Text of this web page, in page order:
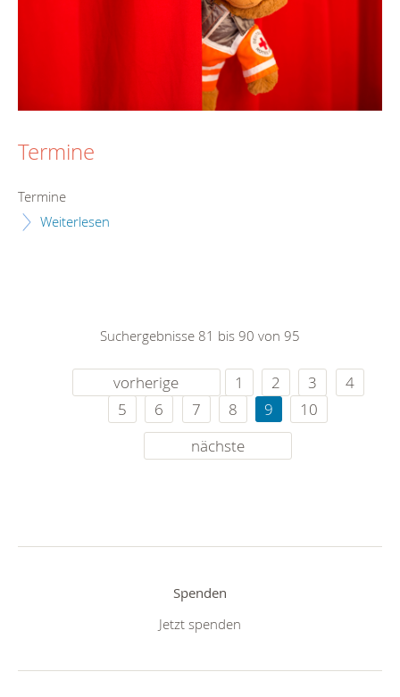
Termine
Termine
Weiterlesen
Suchergebnisse 81 bis 90 von 95
vorherige 1 2 3
4
5
6 7 8 9
10
nächste
Spenden
Jetzt spenden